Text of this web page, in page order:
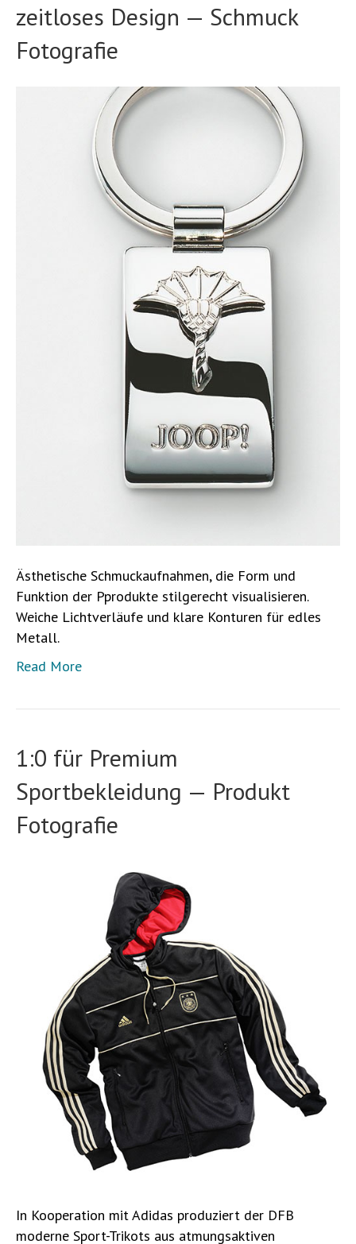
zeitloses Design — Schmuck
Fotografie
Ästhetische Schmuckaufnahmen, die Form und
Funktion der Pprodukte stilgerecht visualisieren.
Weiche Lichtverläufe und klare Konturen für edles
Metall.
Read More
1:0 für Premium
Sportbekleidung — Produkt
Fotografie
In Kooperation mit Adidas produziert der DFB
moderne Sport-Trikots aus atmungsaktiven